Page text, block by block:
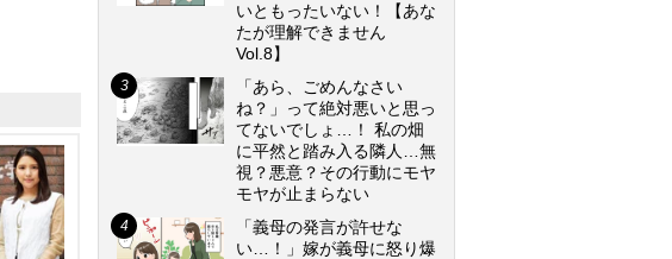
いともったいない！【あな
たが理解できません
Vol.8】
「あら、ごめんなさい
ね？」って絶対悪いと思っ
てないでしょ…！ 私の畑
に平然と踏み入る隣人…無
視？悪意？その行動にモヤ
モヤが止まらない
「義母の発言が許せな
い…！」嫁が義母に怒り爆